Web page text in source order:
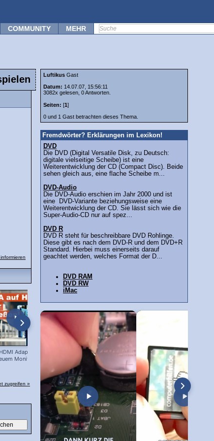
COMMUNITY MEHR
Adapter: Alte
Monitor!
10 EUR Cinch AV auf HDMI Converter
im Test
HDMI Video
mit VLC Player!
zugreifen »
Luftikus Gast
Datum: 14.07.07, 15:56:11
3082x gelesen, 0 Antworten.
Seiten: [1]
0 und 1 Gast betrachten dieses Thema.
Fremdwörter? Erklärungen im Lexikon!
DVD
Die DVD (Digital Versatile Disk, zu Deutsch:
digitale vielseitige Scheibe) ist eine
Weiterentwicklung der CD (Compact Disc). Beide
sehen gleich aus, eine flache Scheibe m...
DVD-Audio
Die DVD-Audio erschien im Jahr 2000 und ist
eine DVD-Variante beziehungsweise eine
Weiterentwicklung der CD. Sie lässt sich wie die
Super-Audio-CD nur auf spez...
DVD R
DVD R steht für beschreibbare DVD Rohlinge.
Diese gibt es nach dem DVD-R und dem DVD+R
Standard. Hierbei muss einerseits darauf
geachtet werden, welches Format der D...
DVD RAM
DVD RW
iMac